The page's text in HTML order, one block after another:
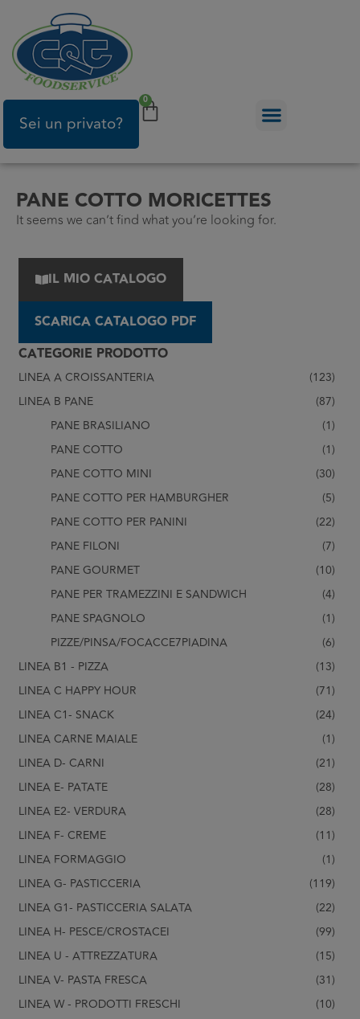
Sei un privato?
0
IL MIO CATALOGO
SCARICA CATALOGO PDF
CATEGORIE PRODOTTO
LINEA A CROISSANTERIA
(123)
LINEA B PANE
(87)
PANE BRASILIANO
(1)
PANE COTTO
(1)
PANE COTTO MINI
(30)
PANE COTTO PER HAMBURGHER
(5)
PANE COTTO PER PANINI
(22)
PANE FILONI
(7)
PANE GOURMET
(10)
PANE PER TRAMEZZINI E SANDWICH
(4)
PANE SPAGNOLO
(1)
PIZZE/PINSA/FOCACCE7PIADINA
(6)
LINEA B1 - PIZZA
(13)
LINEA C HAPPY HOUR
(71)
LINEA C1- SNACK
(24)
LINEA CARNE MAIALE
(1)
LINEA D- CARNI
(21)
LINEA E- PATATE
(28)
LINEA E2- VERDURA
(28)
LINEA F- CREME
(11)
LINEA FORMAGGIO
(1)
LINEA G- PASTICCERIA
(119)
LINEA G1- PASTICCERIA SALATA
(22)
LINEA H- PESCE/CROSTACEI
(99)
LINEA U - ATTREZZATURA
(15)
LINEA V- PASTA FRESCA
(31)
LINEA W - PRODOTTI FRESCHI
(10)
PANE COTTO MORICETTES
It seems we can’t find what you’re looking for.